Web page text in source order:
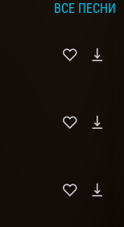
ВСЕ ПЕСНИ